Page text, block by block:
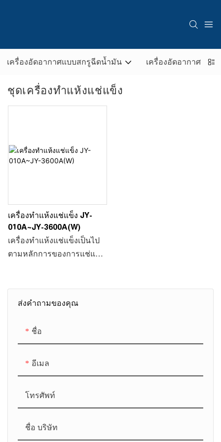
เครื่องอัดอากาศแบบสกรูฉีดน้ำมัน เครื่องอัดอากาศแบบ
ชุดเครื่องทำแห้งแช่แข็ง
ส่งคำถามของคุณ
ชื่อ
อีเมล
โทรศัพท์
ชื่อ บริษัท
เครื่องทําแห้งแช่แข็ง JY-
010A~JY-3600A(W)
เครื่องทำแห้งแช่แข็งเป็นไป
ตามหลักการของการแช่แข็ง
และความเย็น เพื่อให้น้ำที่เป็น
ผ่านการทำความเย็นด้วยแรง
ดันไอโซโวลเตจ การ
ควบแน่นเป็นน้ำและน้ำมัน
ของเหลว และด้วย ฝุ่นผ่าน
เพื่อให้ได้อากาศอัดที่สะอาด